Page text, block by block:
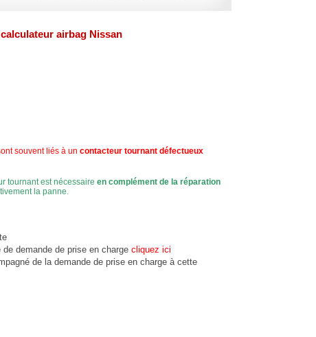
airbag Nissan
souvent liés à un contacteur tournant défectueux
tournant est nécessaire en complément de la réparation
la panne.
demande de prise en charge cliquez ici
de la demande de prise en charge à cette